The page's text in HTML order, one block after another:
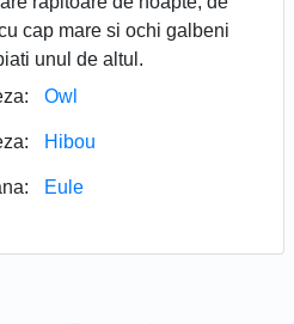
cap mare si ochi galbeni
unul de altul.
Owl
Hibou
Eule